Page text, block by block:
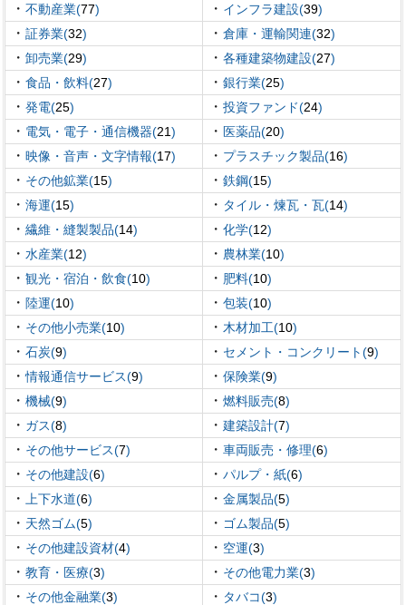
・ 不動産業(77) ・ インフラ建設(39)
・ 証券業(32) ・ 倉庫・運輸関連(32)
・ 卸売業(29) ・ 各種建築物建設(27)
・ 食品・飲料(27) ・ 銀行業(25)
・ 発電(25) ・ 投資ファンド(24)
・ 電気・電子・通信機器(21) ・ 医薬品(20)
・ 映像・音声・文字情報(17) ・ プラスチック製品(16)
・ その他鉱業(15) ・ 鉄鋼(15)
・ 海運(15) ・ タイル・煉瓦・瓦(14)
・ 繊維・縫製製品(14) ・ 化学(12)
・ 水産業(12) ・ 農林業(10)
・ 観光・宿泊・飲食(10) ・ 肥料(10)
・ 陸運(10) ・ 包装(10)
・ その他小売業(10) ・ 木材加工(10)
・ 石炭(9) ・ セメント・コンクリート(9)
・情報通信サービス(9) ・ 保険業(9)
・ 機械(9) ・ 燃料販売(8)
・ ガス(8) ・ 建築設計(7)
・ その他サービス(7) ・ 車両販売・修理(6)
・ その他建設(6) ・ パルプ・紙(6)
・ 上下水道(6) ・ 金属製品(5)
・ 天然ゴム(5) ・ ゴム製品(5)
・ その他建設資材(4) ・ 空運(3)
・ 教育・医療(3) ・ その他電力業(3)
・ その他金融業(3) ・ タバコ(3)